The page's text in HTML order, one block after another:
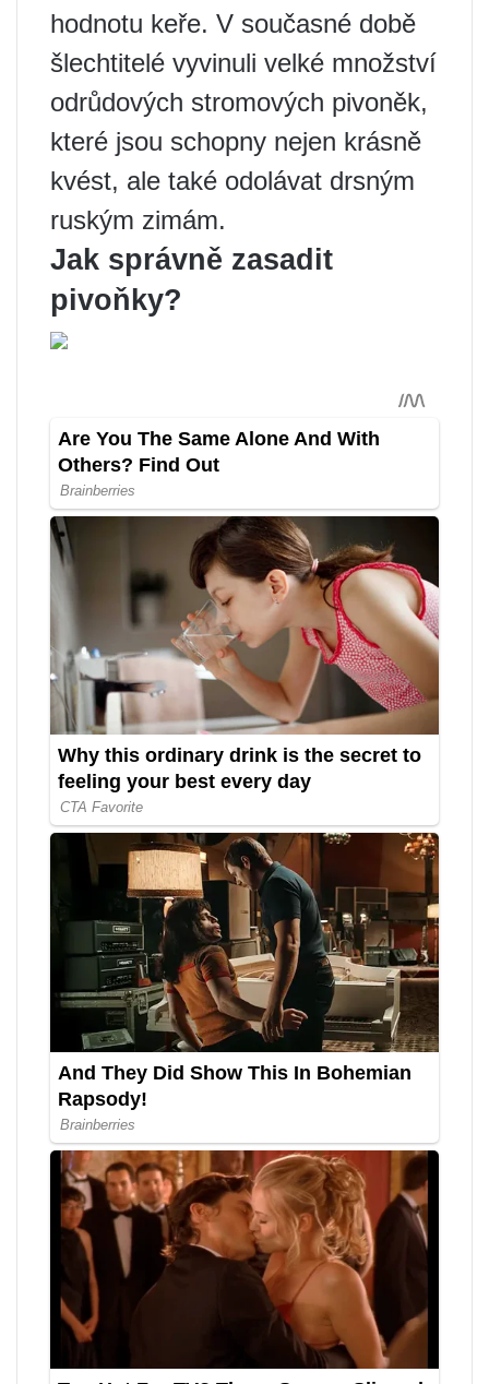
hodnotu keře. V současné době
šlechtitelé vyvinuli velké množství
odrůdových stromových pivoněk,
které jsou schopny nejen krásně
kvést, ale také odolávat drsným
ruským zimám.
Jak správně zasadit
pivoňky?